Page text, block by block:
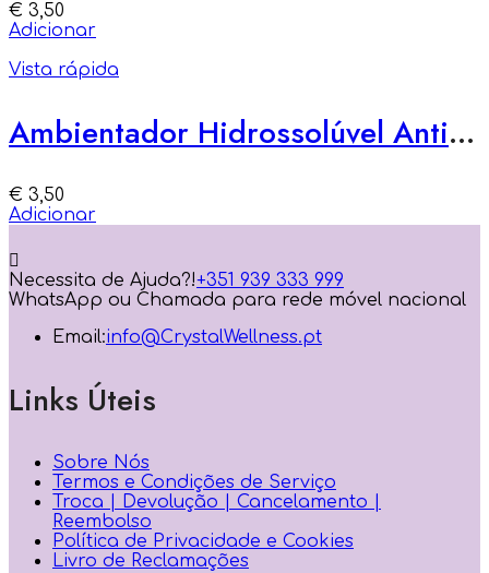
€ 3,50
Adicionar
Vista rápida
Ambientador Hidrossolúvel Antistress – Regeneração e Foco
€ 3,50
Adicionar
Necessita de Ajuda?!+351 939 333 999
WhatsApp ou Chamada para rede móvel nacional
Email:info@CrystalWellness.pt
Links Úteis
Sobre Nós
Termos e Condições de Serviço
Troca | Devolução | Cancelamento |
Reembolso
Política de Privacidade e Cookies
Livro de Reclamações